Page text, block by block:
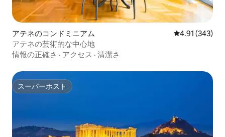
アテネのコンドミニアム レビュー343
4.91 (343)
アテネの芸術的な中心地
情報の正確さ · アクセス · 清潔さ
スーパーホスト
スーパーホスト